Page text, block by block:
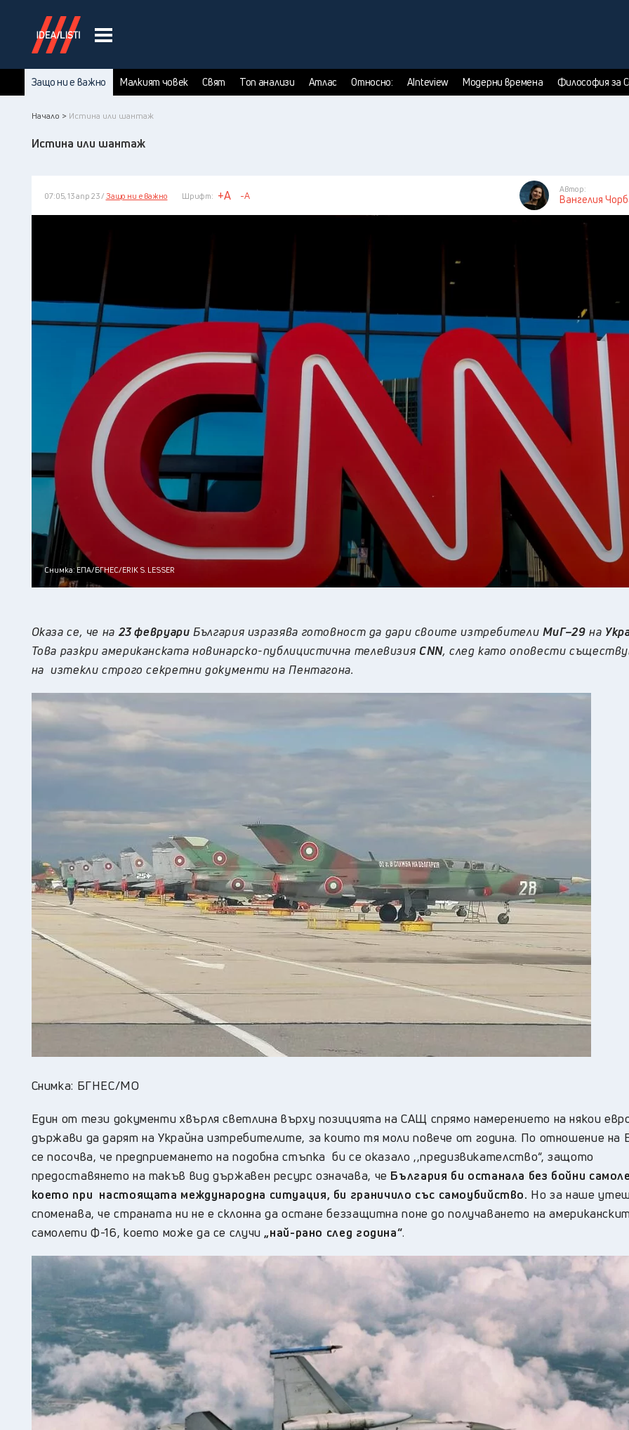
Защо ни е важно Малкият човек Свят Топ анализи Атлас Относно: AInteview Модерни времена Философия за
Начало > Истина или шантаж
Истина или шантаж
07:05, 13 апр 23 / Защо ни е важно Шрифт: +A -A
Автор:
Вангелия
Снимка: ЕПА/БГНЕС/ERIK S. LESSER
Оказа се, че на 23 февруари България изразява готовност да дари своите изтребители МиГ–29 на
Това разкри американската новинарско-публицистична телевизия CNN, след като оповести
на изтекли строго секретни документи на Пентагона.
Снимка: БГНЕС/МО
Един от тези документи хвърля светлина върху позицията на САЩ спрямо намерението на някои
държави да дарят на Украйна изтребителите, за които тя моли повече от година. По отношение на
се посочва, че предприемането на подобна стъпка би се оказало ,,предизвикателство“, защото
предоставянето на такъв вид държавен ресурс означава, че България би останала без бойни
което при настоящата международна ситуация, би граничило със самоубийство. Но за наше
споменава, че страната ни не е склонна да остане беззащитна поне до получаването на
самолети Ф-16, което може да се случи„най-рано след година“.